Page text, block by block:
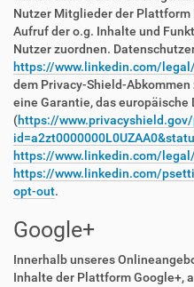
Nutzer Mitglieder der Plattform
Aufruf der o.g. Inhalte und
Nutzer zuordnen.
https://www.linkedin.com/
dem Privacy-Shield-
eine Garantie, das
(https://
https://www.linkedin.com/
https://www.linkedin.com/
opt-out.
Google+
Innerhalb unseres
Inhalte der Plattform Google+,